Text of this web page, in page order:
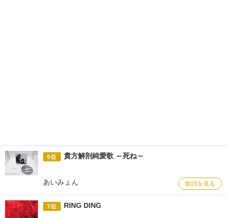
6位 貴方解剖純愛歌 ～死ね～
あいみょん 歌詞を見る
7位 RING DING